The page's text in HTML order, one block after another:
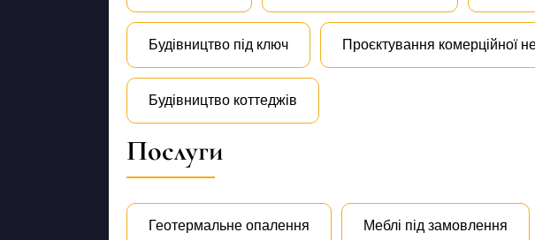
Будівництво під ключ Проєктування комерційної
Будівництво коттеджів
Послуги
Геотермальне опалення Меблі під замовлення